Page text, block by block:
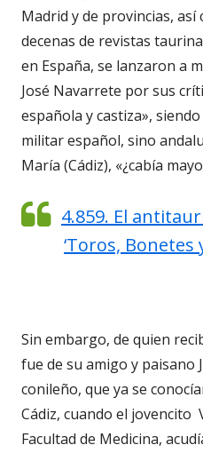
Madrid y de provincias, así
decenas de revistas
en España, se lanzaron a
José Navarrete por sus
española y castiza»,
militar español, sino
María (Cádiz), «¿cabía
4.859. El
‘Toros, Bonetes
Sin embargo, de quien
fue de su amigo y paisano
conileño, que ya se
Cádiz, cuando el jovencito
Facultad de Medicina,